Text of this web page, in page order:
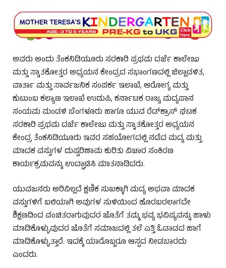
ಅವರು ಅಂದು ತೆಂಕನಿಡಿಯೂರು ಸರಕಾರಿ ಪ್ರಥಮ ದರ್ಜೆ ಕಾಲೇಜು
ಮತ್ತು ಸ್ನಾತಕೋತ್ತರ ಅಧ್ಯಯನ ಕೇಂದ್ರದ ಸಭಾಂಗಣದಲ್ಲಿ ಜಿಲ್ಲಾಡಳಿತ,
ವಾರ್ತಾ ಮತ್ತು ಸಾರ್ವಜನಿಕ ಸಂಪರ್ಕ ಇಲಾಖೆ, ಆರೋಗ್ಯ ಮತ್ತು
ಕುಟುಂಬ ಕಲ್ಯಾಣ ಇಲಾಖೆ ಉಡುಪಿ, ಕರ್ನಾಟಕ ರಾಜ್ಯ ಮದ್ಯಪಾನ
ಸಂಯಮ ಮಂಡಳಿ ಬೆಂಗಳೂರು ಹಾಗೂ ಯುವ ರೆಡ್‌ಕ್ರಾಸ್ ಘಟಕ
ಸರಕಾರಿ ಪ್ರಥಮ ದರ್ಜೆ ಕಾಲೇಜು ಮತ್ತು ಸ್ನಾತಕೋತ್ತರ ಅಧ್ಯಯನ
ಕೇಂದ್ರ ತೆಂಕನಿಡಿಯೂರು ಇವರ ಸಹಯೋಗದಲ್ಲಿ ನಡೆದ ಮದ್ಯ ಮತ್ತು
ಮಾದಕ ವಸ್ತುಗಳ ದುಷ್ಪರಿಣಾಮ ಕುರಿತು ವಿಚಾರ ಸಂಕಿರಣ
ಕಾರ್ಯಕ್ರಮವನ್ನು ಉದ್ಘಾಟಿಸಿ ಮಾತನಾಡಿದರು.
ಯುವಜನರು ಅರಿವಿಲ್ಲದೆ ಕ್ಷಣಿಕ ಸುಖಕ್ಕಾಗಿ ಮದ್ಯ ಅಥವಾ ಮಾದಕ
ವಸ್ತುಗಳಿಗೆ ಬಲಿಯಾಗಿ ಅವುಗಳ ಸುಳಿಯಿಂದ ಹೊರಬರಲಾಗದೇ
ಶಿಕ್ಷಣದಿಂದ ವಂಚಿತರಾಗುವುದರ ಜೊತೆಗೆ ತಮ್ಮ ಭವ್ಯ ಭವಿಷ್ಯವನ್ನು ಹಾಳು
ಮಾಡಿಕೊಳ್ಳುವುದರ ಜೊತೆಗೆ ಸಮಾಜದಲ್ಲಿ ತಲೆ ಎತ್ತಿ ಓಡಾಡದ ಹಾಗೆ
ಮಾಡಿಕೊಳ್ಳುತ್ತಾರೆ. ಇದಕ್ಕೆ ಯಾರೊಬ್ಬರೂ ಆಸ್ಪದ ನೀಡಬಾರದು
ಎಂದರು.